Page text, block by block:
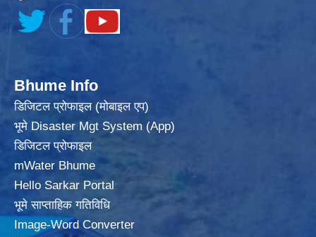
Bhume Info
डिजिटल प्रोफाइल (मोबाइल एप)
भूमे Disaster Mgt System (App)
डिजिटल प्रोफाइल
mWater Bhume
Hello Sarkar Portal
भूमे साप्ताहिक गतिविधि
Image-Word Converter